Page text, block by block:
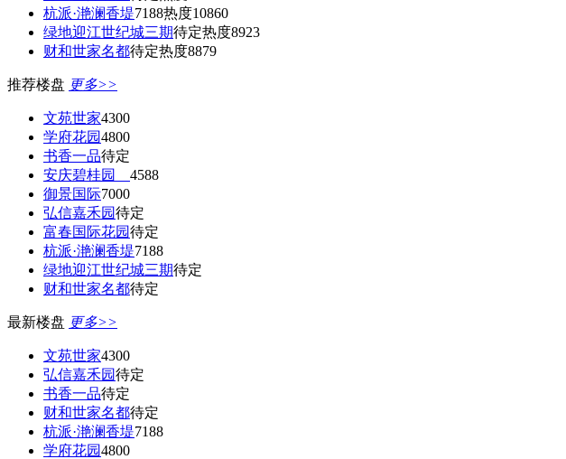
杭派·滟澜香堤7188热度10860
绿地迎江世纪城三期待定热度8923
财和世家名都待定热度8879
推荐楼盘 更多>>
文苑世家4300
学府花园4800
书香一品待定
安庆碧桂园 4588
御景国际7000
弘信嘉禾园待定
富春国际花园待定
杭派·滟澜香堤7188
绿地迎江世纪城三期待定
财和世家名都待定
最新楼盘 更多>>
文苑世家4300
弘信嘉禾园待定
书香一品待定
财和世家名都待定
杭派·滟澜香堤7188
学府花园4800